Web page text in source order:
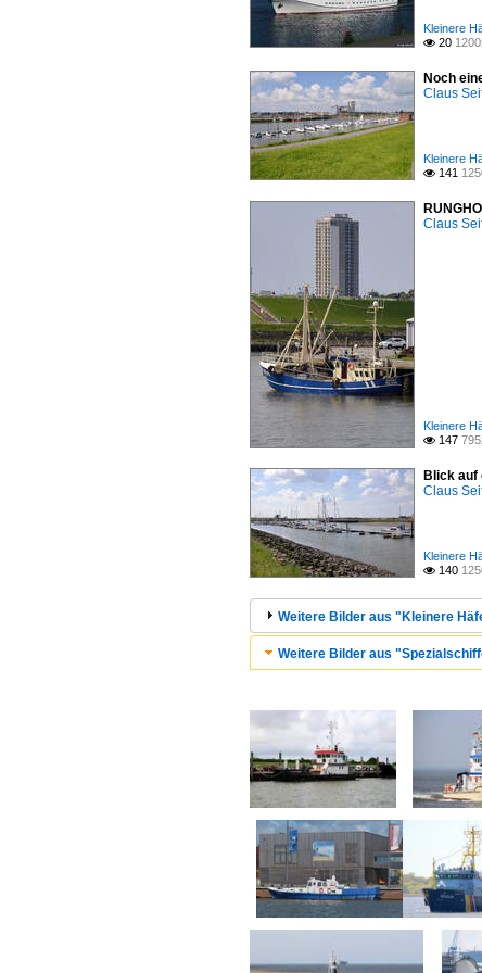
Kleinere
 20
Noch
Claus
Kleinere
 141
Claus
Kleinere
 147
Blick auf
Claus
Kleinere
 140
Weitere Bilder aus "Kleinere
Weitere Bilder aus